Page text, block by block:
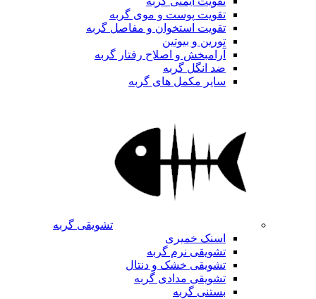
تقویت پوست و موی گربه
تقویت استخوان و مفاصل گربه
تورین و بیوتین
آرامبخش و اصلاح رفتار گربه
ضد انگل گربه
سایر مکمل های گربه
تشویقی گربه
اسنک خمیری
تشویقی نرم گربه
تشویقی خشک و دنتال
تشویقی مدادی گربه
بستنی گربه